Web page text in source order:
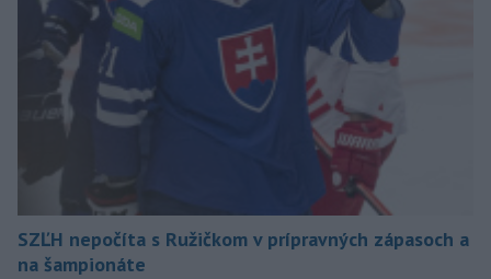
SZĽH nepočíta s Ružičkom v prípravných zápasoch a
na šampionáte